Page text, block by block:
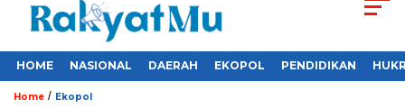
HOME NASIONAL DAERAH EKOPOL PENDIDIKAN
Home / Ekopol